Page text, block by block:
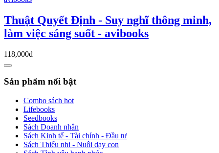
Thuật Quyết Định - Suy nghĩ thông minh,
làm việc sáng suốt - avibooks
118,000đ
Sản phẩm nổi bật
Combo sách hot
Lifebooks
Seedbooks
Sách Doanh nhân
Sách Kinh tế - Tài chính - Đầu tư
Sách Thiếu nhi - Nuôi dạy con